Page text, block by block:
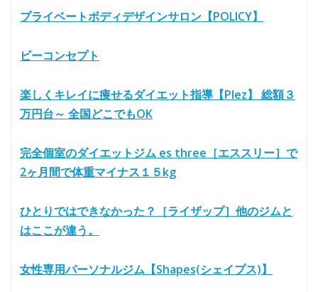
プライベートボディデザインサロン【POLICY】
ビーコンセプト
楽しくキレイに痩せるダイエット指導【Plez】 総額３
万円台～ 全国どこでもOK
完全個室のダイエットジム es three［エススリー］で
2ヶ月間で体重マイナス１５kg
ひとりではできなかった？［ライザップ］他のジムと
はここが違う。
女性専用パーソナルジム【Shapes(シェイプス)】